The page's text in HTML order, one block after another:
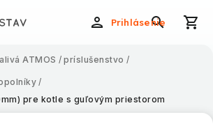
Prihlásenie
ATMOS / príslušenstvo /
/
pre kotle s guľovým priestorom